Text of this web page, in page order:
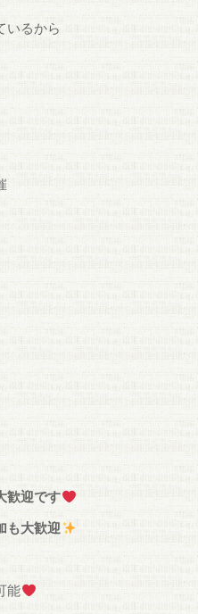
いるから
歓迎です
も大歓迎
能